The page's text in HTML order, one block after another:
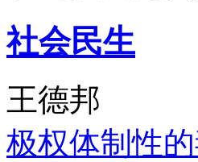
社会民生
王德邦
极权体制性